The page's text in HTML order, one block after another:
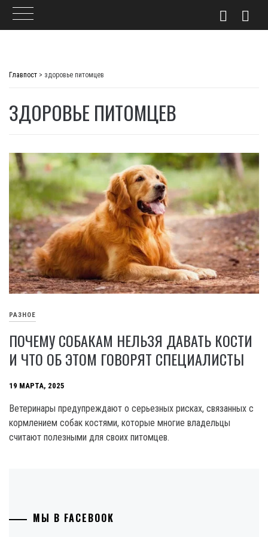
Главпост > здоровье питомцев
ЗДОРОВЬЕ ПИТОМЦЕВ
РАЗНОЕ
ПОЧЕМУ СОБАКАМ НЕЛЬЗЯ ДАВАТЬ КОСТИ
И ЧТО ОБ ЭТОМ ГОВОРЯТ СПЕЦИАЛИСТЫ
19 МАРТА, 2025
Ветеринары предупреждают о серьезных рисках, связанных с
кормлением собак костями, которые многие владельцы
считают полезными для своих питомцев.
МЫ В FACEBOOK